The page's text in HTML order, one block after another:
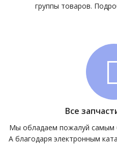
группы товаров.
Все
Мы обладаем пожалуй самым
А благодаря электронным